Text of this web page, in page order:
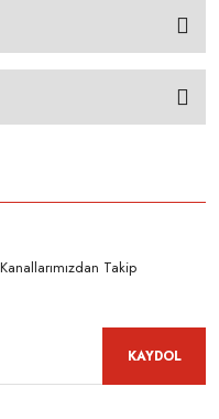
Takip
KAYDOL